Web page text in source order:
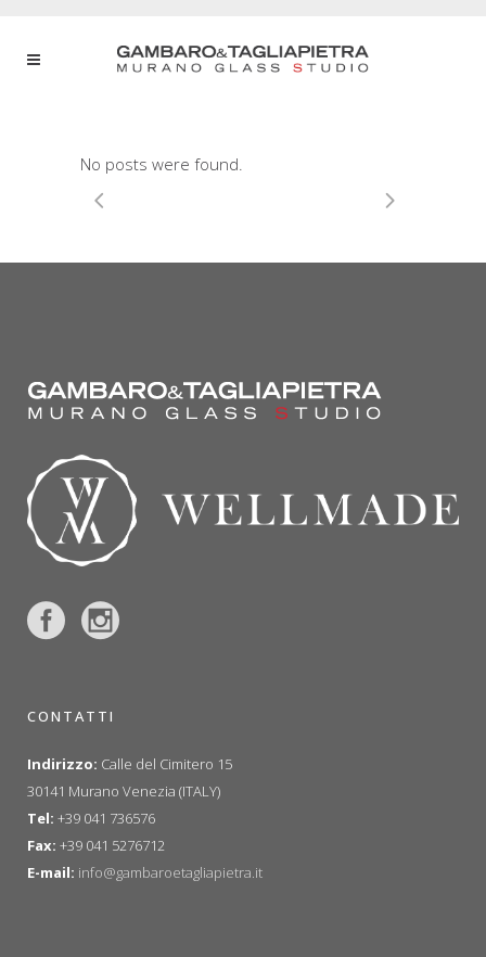
No posts were found.
CONTATTI
Indirizzo: Calle del Cimitero 15
30141 Murano Venezia (ITALY)
Tel: +39 041 736576
Fax: +39 041 5276712
E-mail: info@gambaroetagliapietra.it